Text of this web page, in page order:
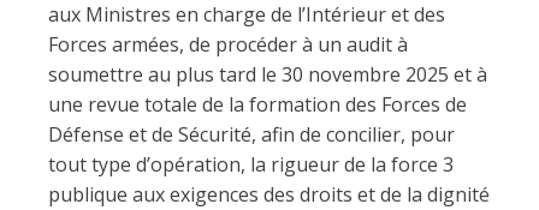
aux Ministres en charge de l’Intérieur et des
Forces armées, de procéder à un audit à
soumettre au plus tard le 30 novembre 2025 et à
une revue totale de la formation des Forces de
Défense et de Sécurité, afin de concilier, pour
tout type d’opération, la rigueur de la force 3
publique aux exigences des droits et de la dignité